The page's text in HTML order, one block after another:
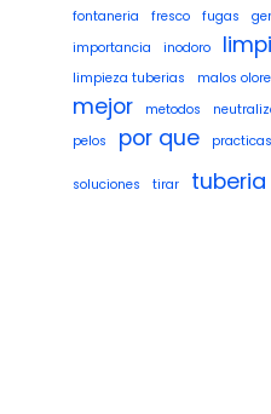
fontaneria
fresco fugas
importancia
inodoro
limpieza tuberias malos
mejor metodos
pelos
por que practicas
soluciones tirar tuberia